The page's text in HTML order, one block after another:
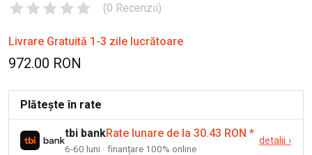
(0 Recenzii)
Livrare Gratuită 1-3 zile lucrătoare
972.00 RON
Plătește în rate
tbi bankRate lunare de la 30.43 RON *
6-60 luni · finanțare 100% online
detalii ›